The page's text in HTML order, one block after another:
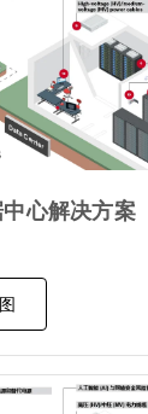
心解决方案